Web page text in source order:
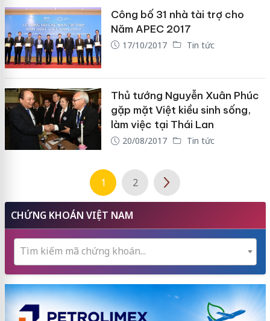
Công bố 31 nhà tài trợ cho
Năm APEC 2017
17/10/2017 Tin tức
Thủ tướng Nguyễn Xuân Phúc
gặp mặt Việt kiều sinh sống,
làm việc tại Thái Lan
20/08/2017 Tin tức
1 2
CHỨNG KHOÁN VIỆT NAM
Tìm kiếm mã chứng khoán...